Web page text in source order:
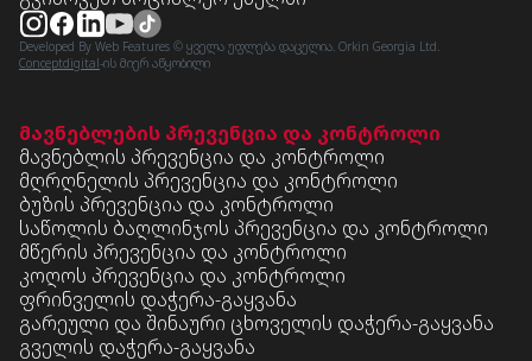
Developed By Web Features © ყველა უფლება დაცულია. Orkin Georgia Ltd.
Conceptdigital-ის მიერ აწყობილი
მავნებლების პრევენცია და კონტროლი
მავნებლის პრევენცია და კონტროლი
მღრღნელის პრევენცია და კონტროლი
ბუზის პრევენცია და კონტროლი
საწოლის ბაღლინჯოს პრევენცია და კონტროლი
მწერის პრევენცია და კონტროლი
კოღოს პრევენცია და კონტროლი
ფრინველის დაჭერა-გაყვანა
გარეული და შინაური ცხოველის დაჭერა-გაყვანა
გველის დაჭერა-გაყვანა